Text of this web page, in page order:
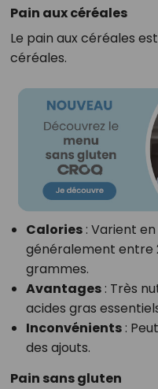
Pain aux céréales
Le pain aux céréales
céréales.
Calories: Varient
généralement entre
grammes.
Avantages: Très
acides gras
Inconvénients:
des ajouts.
Pain sans gluten